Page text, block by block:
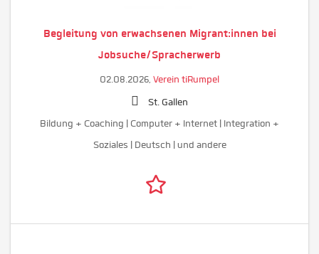
Begleitung von erwachsenen Migrant:innen bei
Jobsuche/Spracherwerb
02.08.2026, Verein tiRumpel
St. Gallen
Bildung + Coaching | Computer + Internet | Integration +
Soziales | Deutsch | und andere